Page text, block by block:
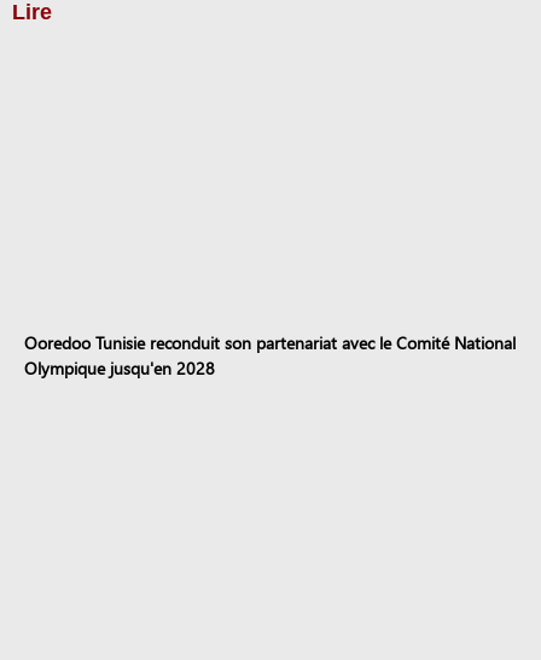
Lire
Ooredoo Tunisie reconduit son partenariat avec le Comité National
Olympique jusqu'en 2028